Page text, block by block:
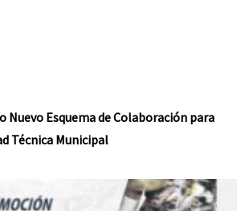
Nuevo Esquema de Colaboración para
Técnica Municipal